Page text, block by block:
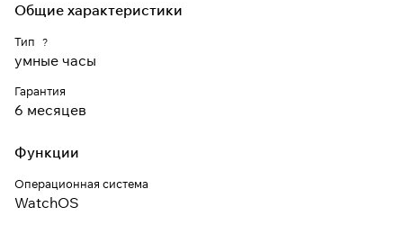
Общие характеристики
Тип ?
умные часы
Гарантия
6 месяцев
Функции
Операционная система
WatchOS